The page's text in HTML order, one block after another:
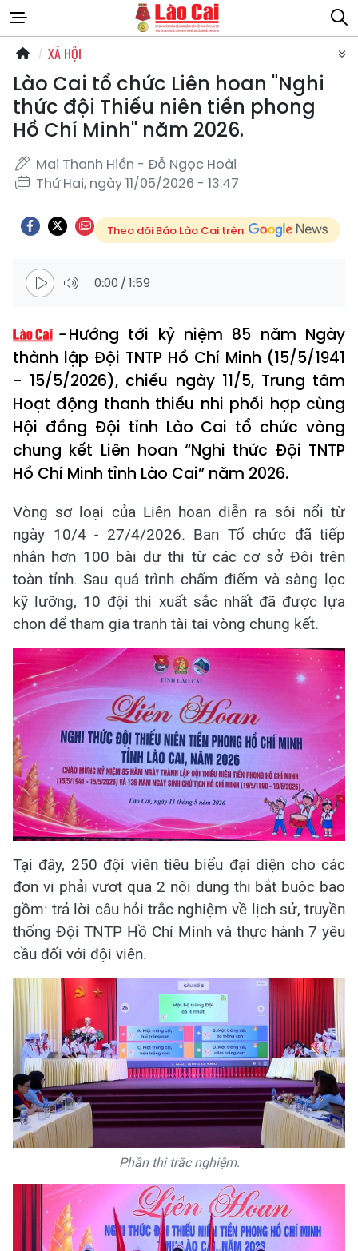
XÃ HỘI
Lào Cai tổ chức Liên hoan "Nghi
thức đội Thiếu niên tiền phong
Hồ Chí Minh" năm 2026.
Mai Thanh Hiền - Đỗ Ngọc Hoài
Thứ Hai, ngày 11/05/2026 - 13:47
Theo dõi Báo Lào Cai trên
0:00 /1:59
Hướng tới kỷ niệm 85 năm Ngày
thành lập Đội TNTP Hồ Chí Minh (15/5/1941
- 15/5/2026), chiều ngày 11/5, Trung tâm
Hoạt động thanh thiếu nhi phối hợp cùng
Hội đồng Đội tỉnh Lào Cai tổ chức vòng
chung kết Liên hoan “Nghi thức Đội TNTP
Hồ Chí Minh tỉnh Lào Cai” năm 2026.
Vòng sơ loại của Liên hoan diễn ra sôi nổi từ
ngày 10/4 - 27/4/2026. Ban Tổ chức đã tiếp
nhận hơn 100 bài dự thi từ các cơ sở Đội trên
toàn tỉnh. Sau quá trình chấm điểm và sàng lọc
kỹ lưỡng, 10 đội thi xuất sắc nhất đã được lựa
chọn để tham gia tranh tài tại vòng chung kết.
Tại đây, 250 đội viên tiêu biểu đại diện cho các
đơn vị phải vượt qua 2 nội dung thi bắt buộc bao
gồm: trả lời câu hỏi trắc nghiệm về lịch sử, truyền
thống Đội TNTP Hồ Chí Minh và thực hành 7 yêu
cầu đối với đội viên.
Phần thi trắc nghiệm.